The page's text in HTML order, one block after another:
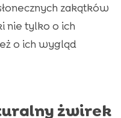
zakątków
nie tylko o ich
o ich wygląd
żwirek